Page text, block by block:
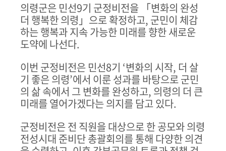
의령군은 민선9기 군정비전을 「변화의 완성
더 행복한 의령 」 으로 확정하고, 군민이 체감
하는 행복과 지속 가능한 미래를 향한 새로운
도약에 나선다.
이번 군정비전은 민선8기 ‘변화의 시작, 더 살
기 좋은 의령’에서 이룬 성과를 바탕으로 군민
의 삶 속에서 그 변화를 완성하고, 의령의 더 큰
미래를 열어가겠다는 의지를 담고 있다.
군정비전은 전 직원을 대상으로 한 공모와 의령
전성시대 준비단 총괄회의를 통해 다양한 의견